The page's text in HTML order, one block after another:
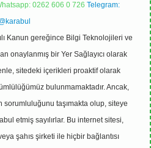
0262 606 0 726 Telegram:
Kanun gereğince Bilgi Teknolojileri ve
onaylanmış bir Yer Sağlayıcı olarak
sitedeki içerikleri proaktif olarak
bulunmamaktadır. Ancak,
sorumluluğunu taşımakta olup, siteye
etmiş sayılırlar. Bu internet sitesi,
şahıs şirketi ile hiçbir bağlantısı